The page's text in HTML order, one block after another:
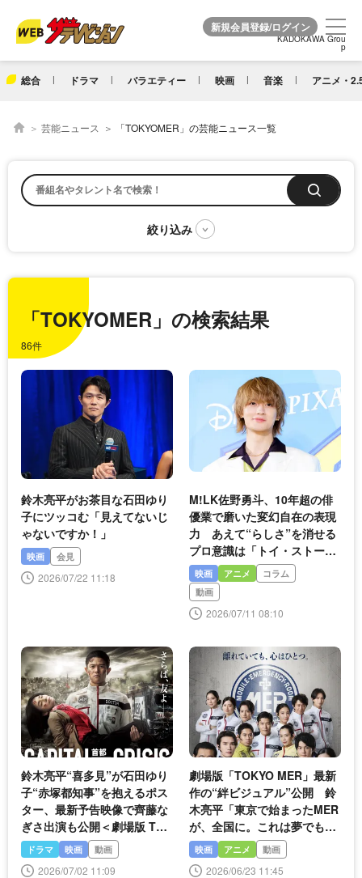
KADOKAWA Grou
p
総合 ドラマ バラエティー 映画 音楽 アニメ・
KADOKAWA Grou
p
芸能ニュース 「TOKYOMER」の芸能ニュース一覧
「TOKYOMER」の検索結果
86件
鈴木亮平がお茶目な石田ゆり
子にツッコむ「見えてないじ
ゃないですか！」
映画 会見
2026/07/22 11:18
M!LK佐野勇斗、10年超の俳
優業で磨いた変幻自在の表現
力 あえて“らしさ”を消せる
プロ意識は「トイ・ストーリ
ー５」でも発揮
映画 アニメ
コラム
動画
2026/07/11 08:10
鈴木亮平“喜多見”が石田ゆり
子“赤塚都知事”を抱えるポス
ター、最新予告映像で齊藤な
ぎさ出演も公開＜劇場版 TO
KYO MER＞
ドラマ 映画 動画
2026/07/02 11:09
劇場版「TOKYO MER」最新
作の“絆ビジュアル”公開 鈴
木亮平「東京で始まったMER
が、全国に。これは夢でもあ
りました」
映画 アニメ 動画
2026/06/23 11:45